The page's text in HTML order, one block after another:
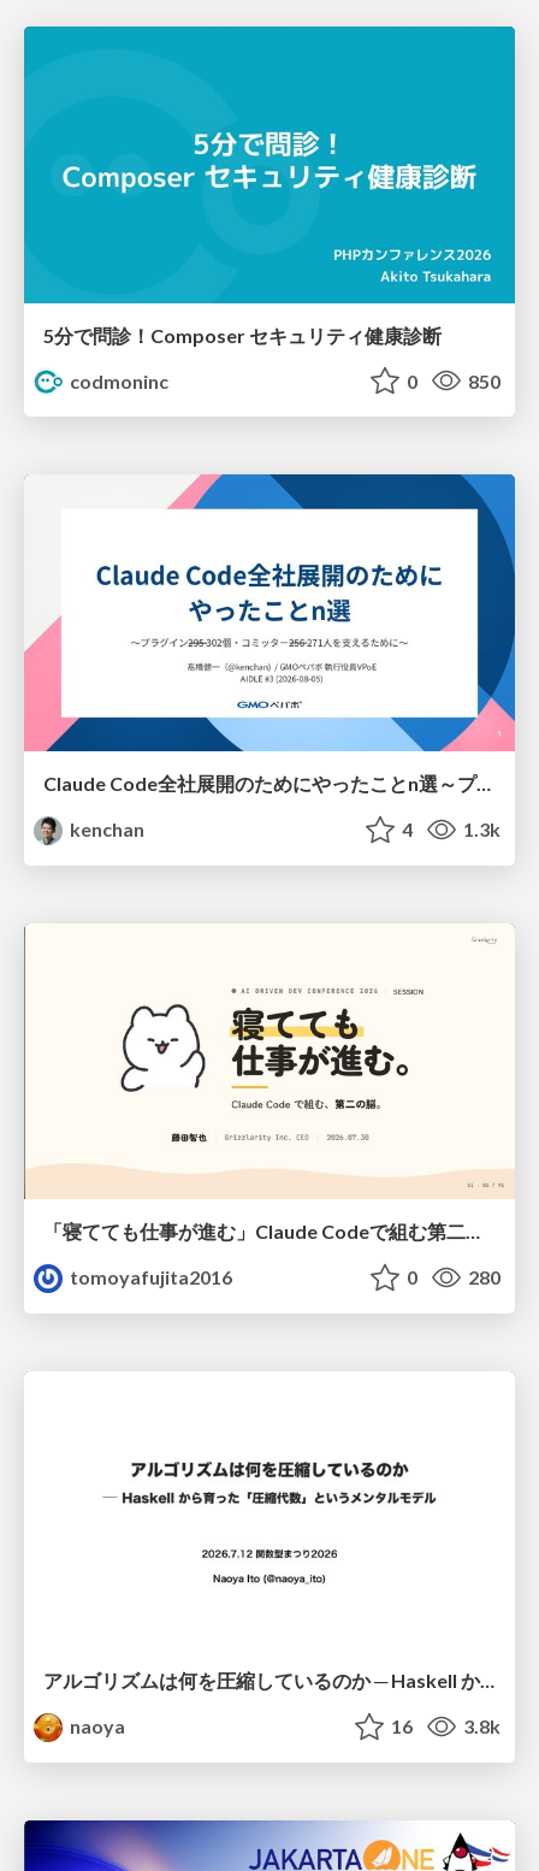
5分で問診！Composer セキュリティ健康診断
codmoninc
0 850
Claude Code全社展開のためにやったことn選～プラグイン302個・コミッター271人を支えるために～
kenchan
4 1.3k
「寝てても仕事が進む」Claude Codeで組む第二の脳
tomoyafujita2016
0 280
アルゴリズムは何を圧縮しているのか ─ Haskell から育った「圧縮代数」というメンタルモデル
naoya
16 3.8k